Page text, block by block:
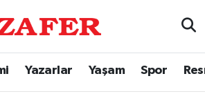
Yazarlar Yaşam Spor